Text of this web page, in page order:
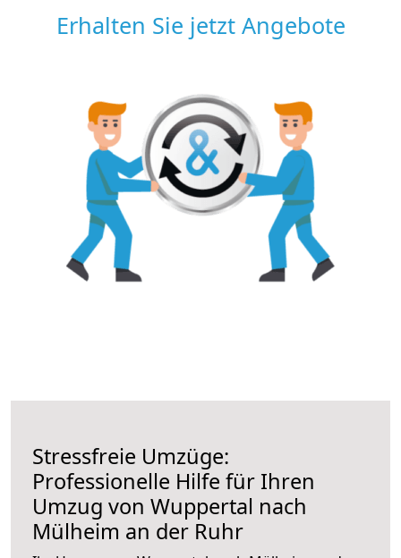
Erhalten Sie jetzt Angebote
Stressfreie Umzüge:
Professionelle Hilfe für Ihren
Umzug von Wuppertal nach
Mülheim an der Ruhr